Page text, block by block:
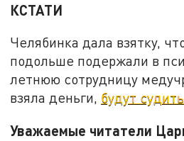
КСТАТИ
Челябинка дала взятку,
подольше подержали в
летнюю сотрудницу
взяла деньги, будут судить
Уважаемые читатели